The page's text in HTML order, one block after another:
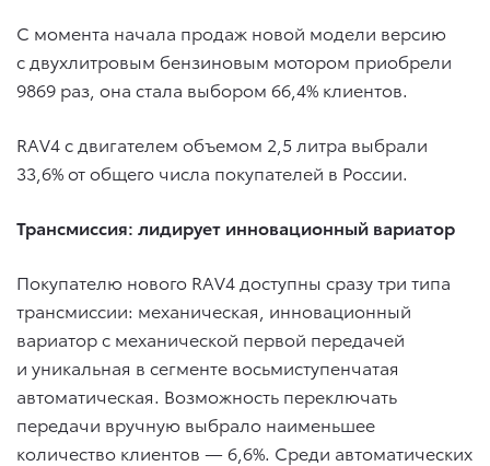
С момента начала продаж новой модели версию
с двухлитровым бензиновым мотором приобрели
9869 раз, она стала выбором 66,4% клиентов.
RAV4 с двигателем объемом 2,5 литра выбрали
33,6% от общего числа покупателей в России.
Трансмиссия: лидирует инновационный вариатор
Покупателю нового RAV4 доступны сразу три типа
трансмиссии: механическая, инновационный
вариатор с механической первой передачей
и уникальная в сегменте восьмиступенчатая
автоматическая. Возможность переключать
передачи вручную выбрало наименьшее
количество клиентов — 6,6%. Среди автоматических